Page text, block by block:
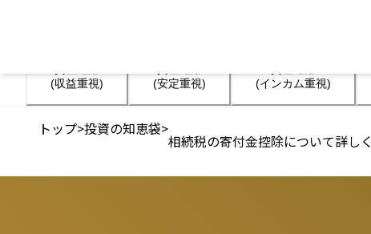
(収益重視)
(安定重視)
(インカム重視)
トップ>投資の知恵袋>
相続税の寄付金控除について詳し